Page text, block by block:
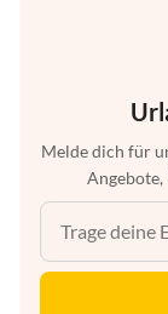
Melde dich für
Angebote,